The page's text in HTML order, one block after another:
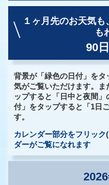
１ヶ月先のお天気も、
も
90
背景が「緑色の日付」を
気がご覧いただけます。ま
ップすると「日中と夜間
付」をタップすると「1日
す。
カレンダー部分をフリッ
ダーがご覧になれます